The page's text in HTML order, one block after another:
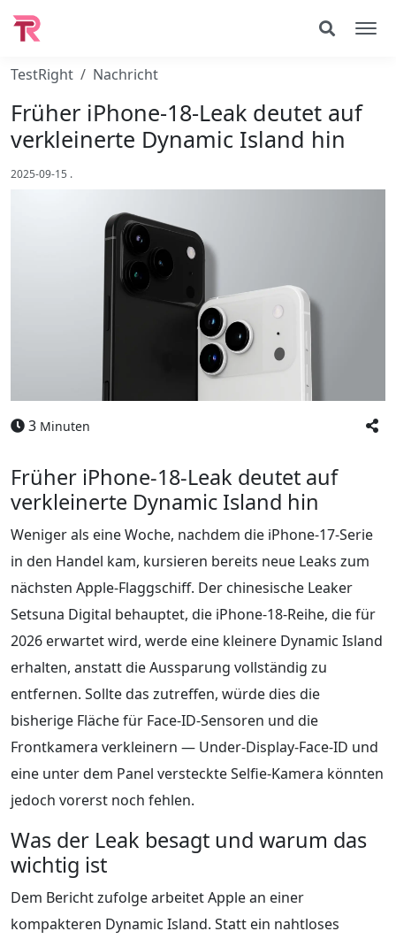
TestRight Nachricht
Früher iPhone‑18‑Leak deutet auf
verkleinerte Dynamic Island hin
2025-09-15 .
3 Minuten
Früher iPhone‑18‑Leak deutet auf
verkleinerte Dynamic Island hin
Weniger als eine Woche, nachdem die iPhone‑17‑Serie
in den Handel kam, kursieren bereits neue Leaks zum
nächsten Apple‑Flaggschiff. Der chinesische Leaker
Setsuna Digital behauptet, die iPhone‑18‑Reihe, die für
2026 erwartet wird, werde eine kleinere Dynamic Island
erhalten, anstatt die Aussparung vollständig zu
entfernen. Sollte das zutreffen, würde dies die
bisherige Fläche für Face‑ID‑Sensoren und die
Frontkamera verkleinern — Under‑Display‑Face‑ID und
eine unter dem Panel versteckte Selfie‑Kamera könnten
jedoch vorerst noch fehlen.
Was der Leak besagt und warum das
wichtig ist
Dem Bericht zufolge arbeitet Apple an einer
kompakteren Dynamic Island. Statt ein nahtloses